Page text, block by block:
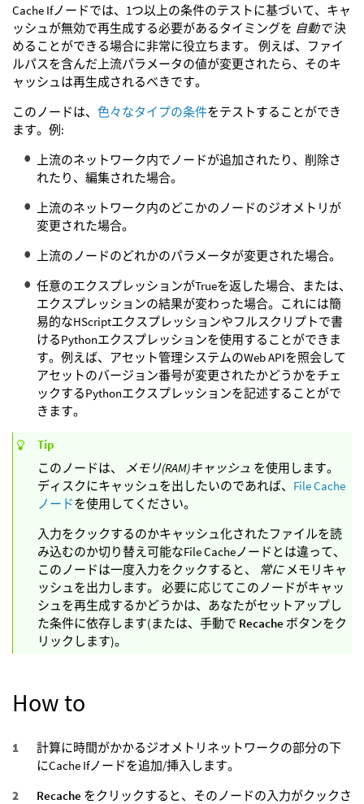
Cache Ifノードでは、1つ以上の条件のテストに基づいて、キャ
ッシュが無効で再生成する必要があるタイミングを 自動で決
めることができる場合に非常に役立ちます。 例えば、ファイ
ルパスを含んだ上流パラメータの値が変更されたら、そのキ
ャッシュは再生成されるべきです。
このノードは、 色々なタイプの条件をテストすることができ
ます。例:
上流のネットワーク内でノードが追加されたり、削除さ
れたり、編集された場合。
上流のネットワーク内のどこかのノードのジオメトリが
変更された場合。
上流のノードのどれかのパラメータが変更された場合。
任意のエクスプレッションがTrueを返した場合、または、
エクスプレッションの結果が変わった場合。これには簡
易的なHScriptエクスプレッションやフルスクリプトで書
けるPythonエクスプレッションを使用することができま
す。例えば、アセット管理システムのWeb APIを照会して
アセットのバージョン番号が変更されたかどうかをチェ
ックするPythonエクスプレッションを記述することがで
きます。
Tip
このノードは、
メモリ(RAM)キャッシュ を使用します。
ディスクにキャッシュを出したいのであれば、 File Cache
ノードを使用してください。
入力をクックするのかキャッシュ化されたファイルを読
み込むのか切り替え可能なFile Cacheノードとは違って、
このノードは一度入力をクックすると、
常にメモリキャ
ッシュを出力します。 必要に応じてこのノードがキャッ
シュを再生成するかどうかは、あなたがセットアップし
た条件に依存します(または、手動で Recache ボタンをク
リックします)。
How to
計算に時間がかかるジオメトリネットワークの部分の下
にCache Ifノードを追加/挿入します。
Recache をクリックすると、そのノードの入力がクックさ